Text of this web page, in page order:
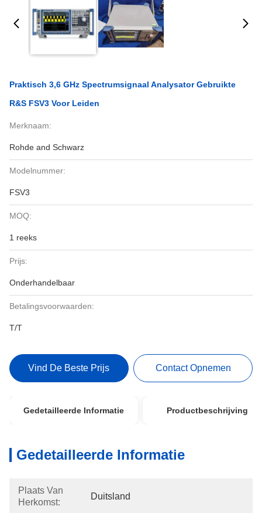
Praktisch 3,6 GHz Spectrumsignaal Analysator Gebruikte
R&S FSV3 Voor Leiden
Merknaam:
Rohde and Schwarz
Modelnummer:
FSV3
MOQ:
1 reeks
Prijs:
Onderhandelbaar
Betalingsvoorwaarden:
T/T
Vind De Beste Prijs Contact Opnemen
Gedetailleerde Informatie Productbeschrijving
Gedetailleerde Informatie
Plaats Van
Herkomst:
Duitsland